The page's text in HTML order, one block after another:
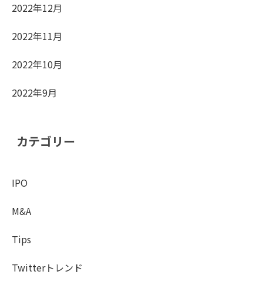
2022年12月
2022年11月
2022年10月
2022年9月
カテゴリー
IPO
M&A
Tips
Twitterトレンド